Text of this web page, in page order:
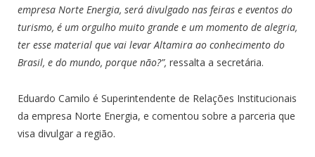
empresa Norte Energia, será divulgado nas feiras e eventos do
turismo, é um orgulho muito grande e um momento de alegria,
ter esse material que vai levar Altamira ao conhecimento do
Brasil, e do mundo, porque não?”, ressalta a secretária.
Eduardo Camilo é Superintendente de Relações Institucionais
da empresa Norte Energia, e comentou sobre a parceria que
visa divulgar a região.